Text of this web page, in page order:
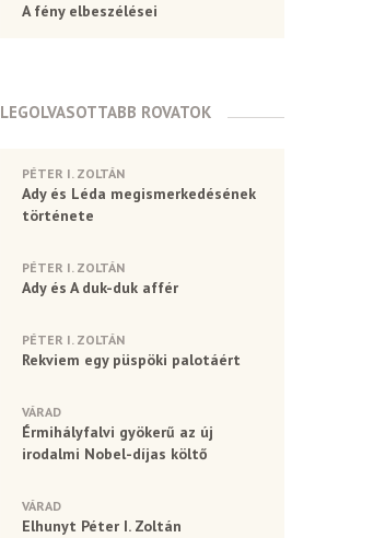
A fény elbeszélései
LEGOLVASOTTABB ROVATOK
PÉTER I. ZOLTÁN
Ady és Léda megismerkedésének
története
PÉTER I. ZOLTÁN
Ady és A duk-duk affér
PÉTER I. ZOLTÁN
Rekviem egy püspöki palotáért
VÁRAD
Érmihályfalvi gyökerű az új
irodalmi Nobel-díjas költő
VÁRAD
Elhunyt Péter I. Zoltán